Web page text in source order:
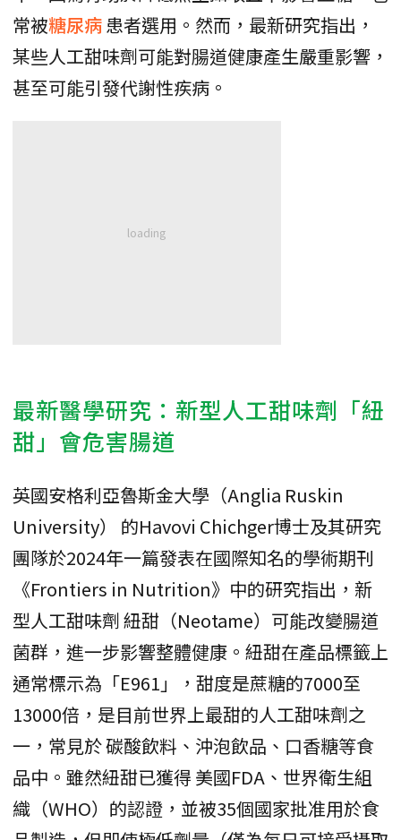
常被糖尿病患者選用。然而，最新研究指出，
某些人工甜味劑可能對腸道健康產生嚴重影響，
甚至可能引發代謝性疾病。
最新醫學研究：新型人工甜味劑「紐
甜」會危害腸道
英國安格利亞魯斯金大學（Anglia Ruskin
University） 的Havovi Chichger博士及其研究
團隊於2024年一篇發表在國際知名的學術期刊
《Frontiers in Nutrition》中的研究指出，新
型人工甜味劑 紐甜（Neotame）可能改變腸道
菌群，進一步影響整體健康。紐甜在產品標籤上
通常標示為「E961」，甜度是蔗糖的7000至
13000倍，是目前世界上最甜的人工甜味劑之
一，常見於 碳酸飲料、沖泡飲品、口香糖等食
品中。雖然紐甜已獲得 美國FDA、世界衛生組
織（WHO）的認證，並被35個國家批准用於食